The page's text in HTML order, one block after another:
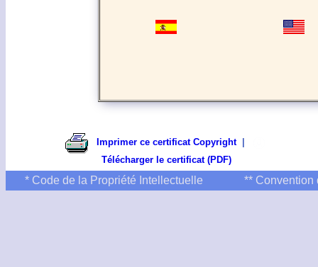
Imprimer ce certificat Copyright|
Télécharger le certificat (PDF)
* Code de la Propriété Intellectuelle ** Convention